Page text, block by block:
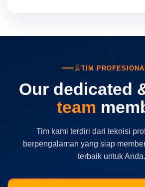
TIM
Our dedicated
team
Tim kami terdiri dari teknisi
berpengalaman yang siap
terbaik untuk Anda.